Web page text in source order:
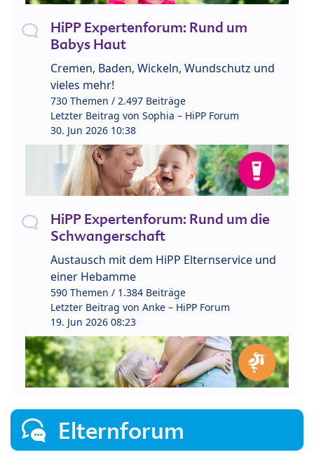
HiPP Expertenforum: Rund um
Babys Haut
Cremen, Baden, Wickeln, Wundschutz und
vieles mehr!
730 Themen / 2.497 Beiträge
Letzter Beitrag von Sophia – HiPP Forum
30. Jun 2026 10:38
HiPP Expertenforum: Rund um die
Schwangerschaft
Austausch mit dem HiPP Elternservice und
einer Hebamme
590 Themen / 1.384 Beiträge
Letzter Beitrag von Anke – HiPP Forum
19. Jun 2026 08:23
Elternforum